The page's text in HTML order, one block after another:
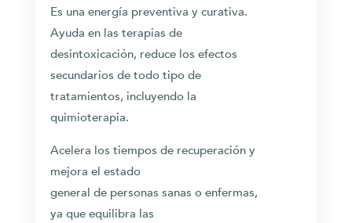
Es una energía preventiva y curativa.
Ayuda en las terapias de
desintoxicación, reduce los efectos
secundarios de todo tipo de
tratamientos, incluyendo la
quimioterapia.
Acelera los tiempos de recuperación y
mejora el estado
general de personas sanas o enfermas,
ya que equilibra las